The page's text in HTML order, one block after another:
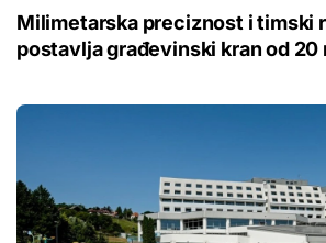
Milimetarska preciznost i timski
postavlja građevinski kran od 20